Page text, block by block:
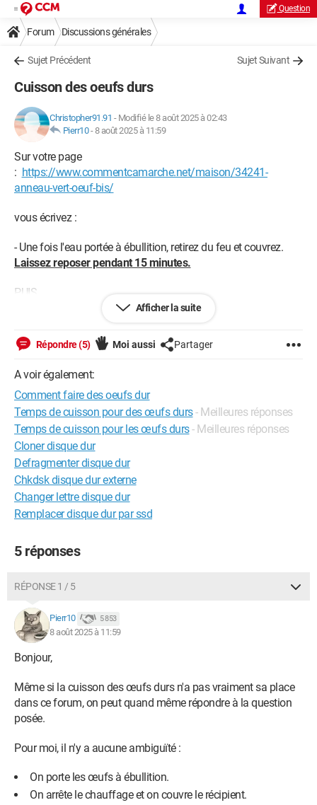
Question
Forum Discussions générales
Sujet Précédent Sujet Suivant
Cuisson des oeufs durs
Christopher91.91 - Modifié le 8 août 2025 à 02:43
Pierr10-8 août 2025 à 11:59
Sur votre page
: https://www.commentcamarche.net/maison/34241-
anneau-vert-oeuf-bis/
vous écrivez :
- Une fois l'eau portée à ébullition, retirez du feu et couvrez.
Laissez reposer pendant 15 minutes.
PUIS
immédiatement sous l'eau froide, avec éventuellement
quelques glaçons.
Ma question est donc celle-ci :
- Faut-il entendre "immédiatement
reposou bienjuste après"les avoir retirés du feu et
couverts" ???
Merci bien pour cet éclaircissement !
Afficher la suite
Répondre (5) Moi aussi Partager
A voir également:
Comment faire des oeufs dur
Temps de cuisson pour des œufs durs- Meilleures réponses
Temps de cuisson pour les œufs durs- Meilleures réponses
Cloner disque dur
Defragmenter disque dur
Chkdsk disque dur externe
Changer lettre disque dur
Remplacer disque dur par ssd
5 réponses
RÉPONSE 1 / 5
Pierr10 5 853
8 août 2025 à 11:59
Bonjour,
Même si la cuisson des œufs durs n'a pas vraiment sa place
dans ce forum, on peut quand même répondre à la question
posée.
Pour moi, il n'y a aucune ambiguïté :
On porte les œufs à ébullition.
On arrête le chauffage et on couvre le récipient.